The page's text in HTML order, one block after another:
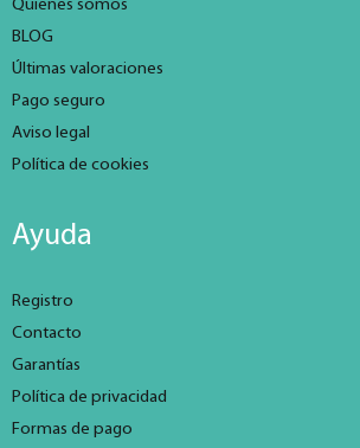
Quienes somos
BLOG
Últimas valoraciones
Pago seguro
Aviso legal
Política de cookies
Ayuda
Registro
Contacto
Garantías
Política de privacidad
Formas de pago